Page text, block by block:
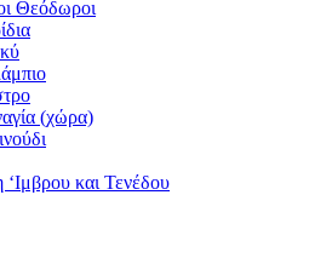
Θεόδωροι
(χώρα)
και Τενέδου